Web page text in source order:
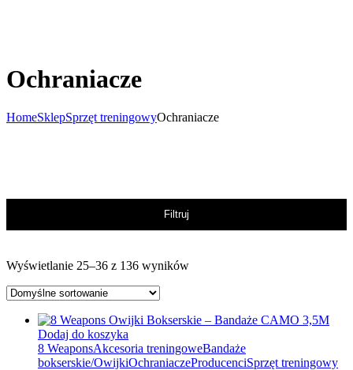
Ochraniacze
HomeSklepSprzęt treningowyOchraniacze
Filtruj
Wyświetlanie 25–36 z 136 wyników
Dodaj do koszyka
8 WeaponsAkcesoria treningoweBandaże
bokserskie/OwijkiOchraniaczeProducenciSprzęt treningowy